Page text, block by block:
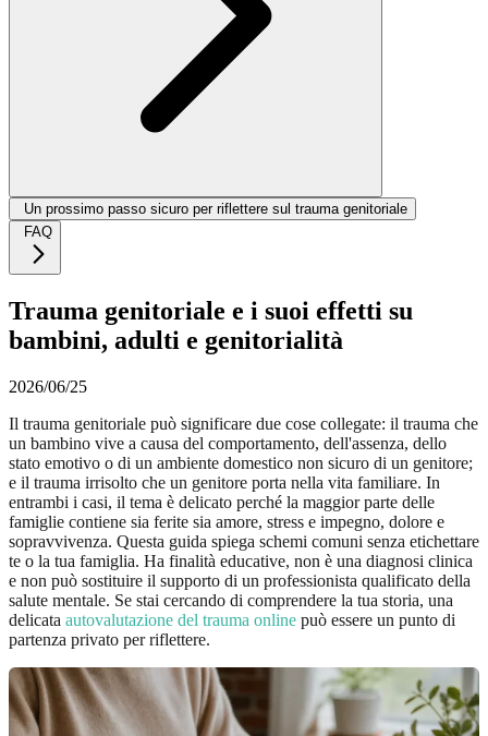
Un prossimo passo sicuro per riflettere sul trauma genitoriale
FAQ
Trauma genitoriale e i suoi effetti su
bambini, adulti e genitorialità
2026/06/25
Il trauma genitoriale può significare due cose collegate: il trauma che
un bambino vive a causa del comportamento, dell'assenza, dello
stato emotivo o di un ambiente domestico non sicuro di un genitore;
e il trauma irrisolto che un genitore porta nella vita familiare. In
entrambi i casi, il tema è delicato perché la maggior parte delle
famiglie contiene sia ferite sia amore, stress e impegno, dolore e
sopravvivenza. Questa guida spiega schemi comuni senza etichettare
te o la tua famiglia. Ha finalità educative, non è una diagnosi clinica
e non può sostituire il supporto di un professionista qualificato della
salute mentale. Se stai cercando di comprendere la tua storia, una
delicata autovalutazione del trauma online può essere un punto di
partenza privato per riflettere.